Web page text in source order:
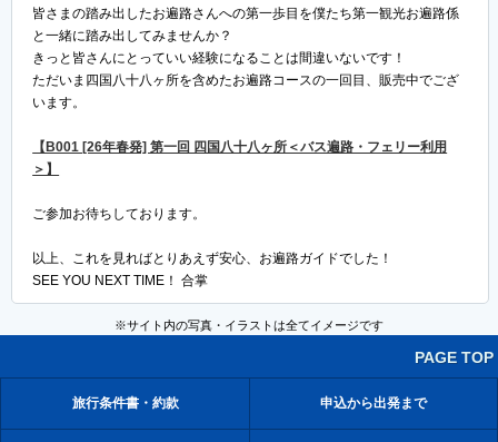
皆さまの踏み出したお遍路さんへの第一歩目を僕たち第一観光お遍路係
と一緒に踏み出してみませんか？
きっと皆さんにとっていい経験になることは間違いないです！
ただいま四国八十八ヶ所を含めたお遍路コースの一回目、販売中でござ
います。
【B001 [26年春発] 第一回 四国八十八ヶ所＜バス遍路・フェリー利用
＞】
ご参加お待ちしております。
以上、これを見ればとりあえず安心、お遍路ガイドでした！
SEE YOU NEXT TIME！ 合掌
PAGE TOP
※サイト内の写真・イラストは全てイメージです
旅行条件書・約款 申込から出発まで